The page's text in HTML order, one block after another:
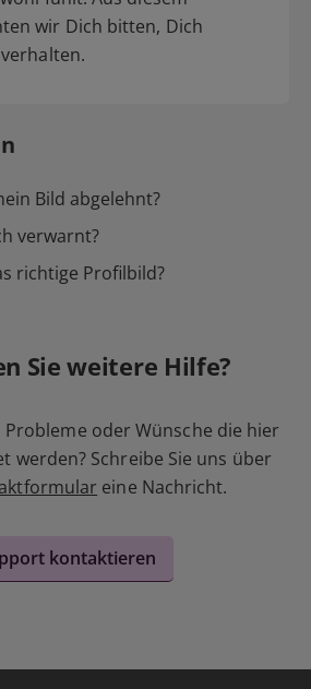
wir Dich bitten, Dich
Bild abgelehnt?
verwarnt?
richtige Profilbild?
Sie weitere Hilfe?
Probleme oder Wünsche die hier
werden? Schreibe Sie uns über
eine Nachricht.
kontaktieren